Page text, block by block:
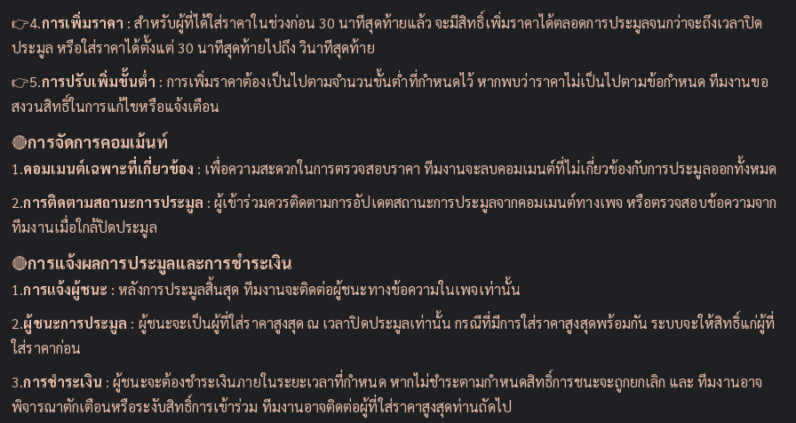
👉4.การเพิ่มราคา : สำหรับผู้ที่ได้ใส่ราคาในช่วงก่อน 30 นาทีสุดท้ายแล้ว จะมีสิทธิ์เพิ่มราคาได้ตลอดการประมูลจนกว่าจะถึงเวลาปิด
ประมูล หรือใส่ราคาได้ตั้งแต่ 30 นาทีสุดท้ายไปถึง วินาทีสุดท้าย
👉5.การปรับเพิ่มขั้นต่ำ : การเพิ่มราคาต้องเป็นไปตามจำนวนขั้นต่ำที่กำหนดไว้ หากพบว่าราคาไม่เป็นไปตามข้อกำหนด ทีมงานขอ
สงวนสิทธิ์ในการแก้ไขหรือแจ้งเตือน
🔴การจัดการคอมเม้นท์
1.คอมเมนต์เฉพาะที่เกี่ยวข้อง : เพื่อความสะดวกในการตรวจสอบราคา ทีมงานจะลบคอมเมนต์ที่ไม่เกี่ยวข้องกับการประมูลออกทั้งหมด
2.การติดตามสถานะการประมูล : ผู้เข้าร่วมควรติดตามการอัปเดตสถานะการประมูลจากคอมเมนต์ทางเพจ หรือตรวจสอบข้อความจาก
ทีมงานเมื่อใกล้ปิดประมูล
🔴การแจ้งผลการประมูลและการชำระเงิน
1.การแจ้งผู้ชนะ : หลังการประมูลสิ้นสุด ทีมงานจะติดต่อผู้ชนะทางข้อความในเพจเท่านั้น
2.ผู้ชนะการประมูล : ผู้ชนะจะเป็นผู้ที่ใส่ราคาสูงสุด ณ เวลาปิดประมูลเท่านั้น กรณีที่มีการใส่ราคาสูงสุดพร้อมกัน ระบบจะให้สิทธิ์แก่ผู้ที่
ใส่ราคาก่อน
3.การชำระเงิน : ผู้ชนะจะต้องชำระเงินภายในระยะเวลาที่กำหนด หากไม่ชำระตามกำหนดสิทธิ์การชนะจะถูกยกเลิก และ ทีมงานอาจ
พิจารณาตักเตือนหรือระงับสิทธิ์การเข้าร่วม ทีมงานอาจติดต่อผู้ที่ใส่ราคาสูงสุดท่านถัดไป